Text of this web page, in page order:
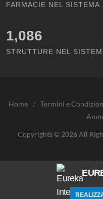
FARMACIE NEL SISTEMA
1,086
STRUTTURE NEL
Home / Termini e
Copyrights © 2026 All